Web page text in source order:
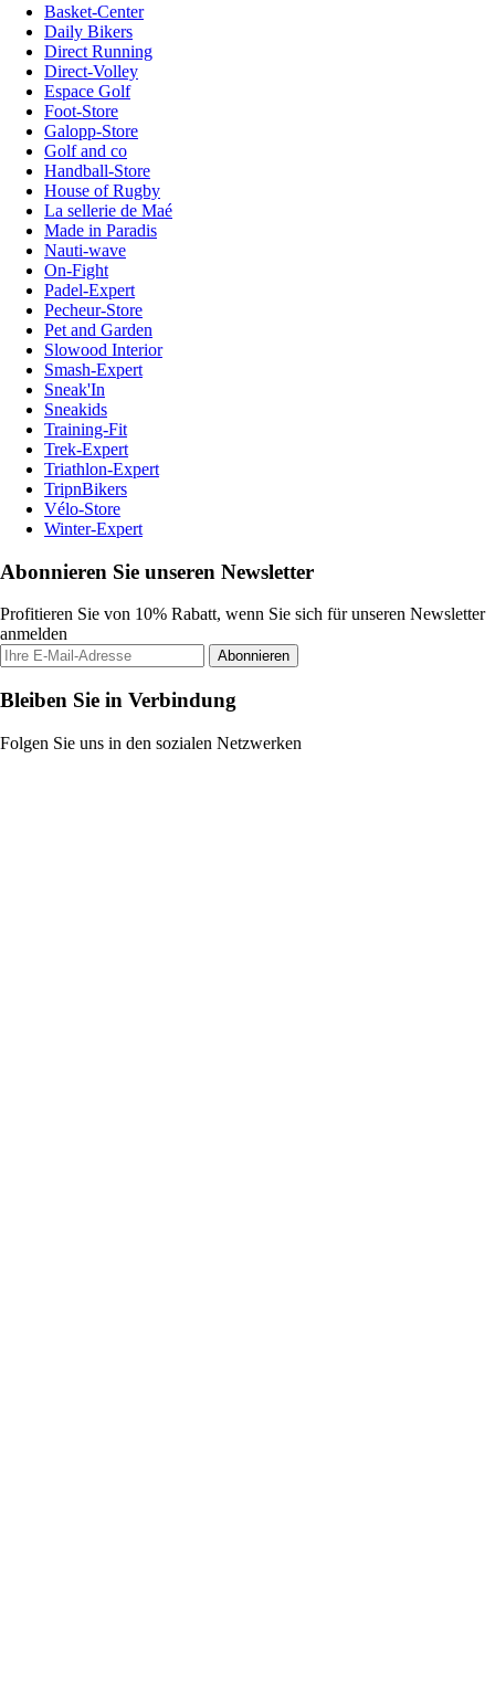
Basket-Center
Daily Bikers
Direct Running
Direct-Volley
Espace Golf
Foot-Store
Galopp-Store
Golf and co
Handball-Store
House of Rugby
La sellerie de Maé
Made in Paradis
Nauti-wave
On-Fight
Padel-Expert
Pecheur-Store
Pet and Garden
Slowood Interior
Smash-Expert
Sneak'In
Sneakids
Training-Fit
Trek-Expert
Triathlon-Expert
TripnBikers
Vélo-Store
Winter-Expert
Abonnieren Sie unseren Newsletter
Profitieren Sie von 10% Rabatt, wenn Sie sich für unseren Newsletter
anmelden
Abonnieren
Bleiben Sie in Verbindung
Folgen Sie uns in den sozialen Netzwerken